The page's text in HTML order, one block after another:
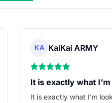
KA KaiKai ARMY
It is exactly what
It is exactly what I’m